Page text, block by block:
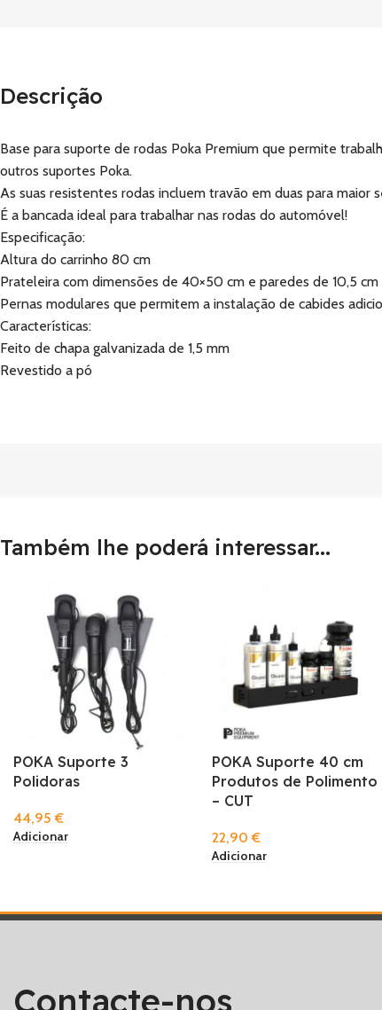
Descrição
Base para suporte de rodas Poka Premium que permite
outros suportes Poka.
As suas resistentes rodas incluem travão em duas para maior
É a bancada ideal para trabalhar nas rodas do automóvel!
Especificação:
Altura do carrinho 80 cm
Prateleira com dimensões de 40×50 cm e paredes de 10,5
Pernas modulares que permitem a instalação de cabides
Características:
Feito de chapa galvanizada de 1,5 mm
Revestido a pó
Também lhe poderá interessar...
POKA Suporte 3
Polidoras
44,95€
Adicionar
POKA Suporte 40 cm
Produtos de Polimento
– CUT
22,90€
Adicionar
Contacte-nos